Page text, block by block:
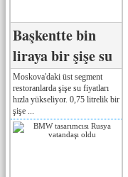
Başkentte bin
liraya bir şişe su
Moskova'daki üst segment
restoranlarda şişe su fiyatları
hızla yükseliyor. 0,75 litrelik bir
şişe ...